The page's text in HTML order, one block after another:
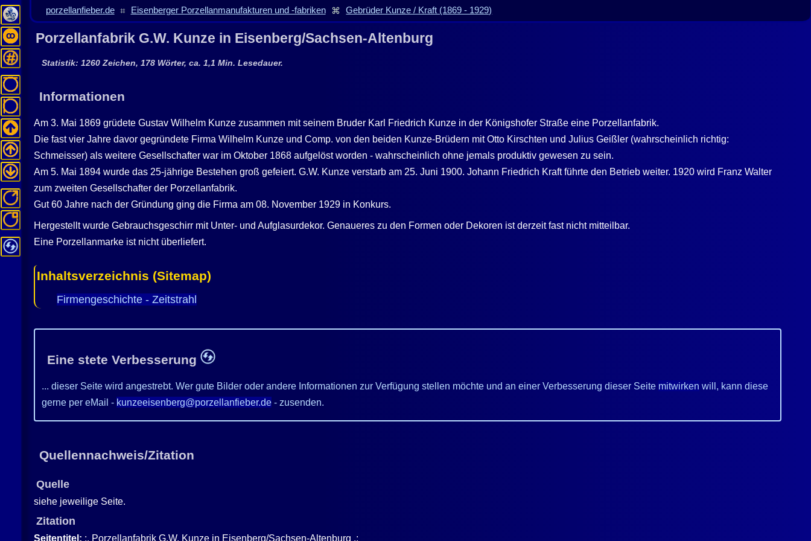
porzellanfieber.de ⌗ Eisenberger Porzellanmanufakturen und -fabriken ⌘ Gebrüder Kunze / Kraft (1869 - 1929)
Porzellanfabrik G.W. Kunze in Eisenberg/Sachsen-Altenburg
Statistik: 1260 Zeichen, 178 Wörter, ca. 1,1 Min. Lesedauer.
Informationen
Am 3. Mai 1869 grüdete Gustav Wilhelm Kunze zusammen mit seinem Bruder Karl Friedrich Kunze in der Königshofer Straße eine Porzellanfabrik.
Die fast vier Jahre davor gegründete Firma Wilhelm Kunze und Comp. von den beiden Kunze-Brüdern mit Otto Kirschten und Julius Geißler (wahrscheinlich richtig:
Schmeisser) als weitere Gesellschafter war im Oktober 1868 aufgelöst worden - wahrscheinlich ohne jemals produktiv gewesen zu sein.
Am 5. Mai 1894 wurde das 25-jährige Bestehen groß gefeiert. G.W. Kunze verstarb am 25. Juni 1900. Johann Friedrich Kraft führte den Betrieb weiter. 1920 wird Franz Walter
zum zweiten Gesellschafter der Porzellanfabrik.
Gut 60 Jahre nach der Gründung ging die Firma am 08. November 1929 in Konkurs.
Hergestellt wurde Gebrauchsgeschirr mit Unter- und Aufglasurdekor. Genaueres zu den Formen oder Dekoren ist derzeit fast nicht mitteilbar.
Eine Porzellanmarke ist nicht überliefert.
Inhaltsverzeichnis (Sitemap)
Firmengeschichte - Zeitstrahl
Eine stete Verbesserung
... dieser Seite wird angestrebt. Wer gute Bilder oder andere Informationen zur Verfügung stellen möchte und an einer Verbesserung dieser Seite mitwirken will, kann diese
gerne per eMail - kunzeeisenberg@porzellanfieber.de - zusenden.
Quellennachweis/Zitation
Quelle
siehe jeweilige Seite.
Zitation
Seitentitel: :. Porzellanfabrik G.W. Kunze in Eisenberg/Sachsen-Altenburg .: